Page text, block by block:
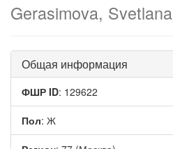
Gerasimova, Svetlana
Общая информация
ФШР ID: 129622
Пол: Ж